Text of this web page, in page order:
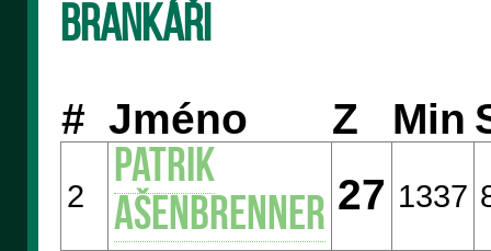
Brankáři
# Jméno Z Min
2
Patrik
AŠENBRENNER 27 1337